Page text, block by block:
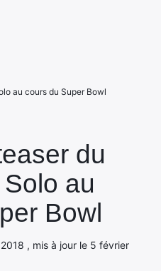
du
au
Bowl
, mis à jour le 5 février
au cours du Super Bowl